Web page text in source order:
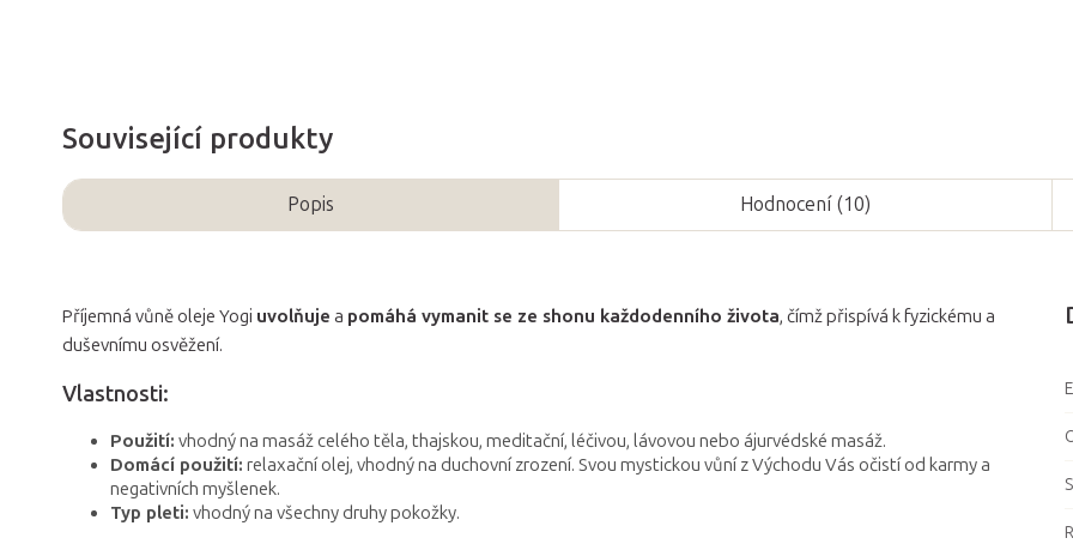
Související produkty
Popis Hodnocení (10)
Příjemná vůně oleje Yogi uvolňuje a pomáhá vymanit se ze shonu každodenního života, čímž přispívá k fyzickému a
duševnímu osvěžení.
Vlastnosti:
Použití: vhodný na masáž celého těla, thajskou, meditační, léčivou, lávovou nebo ájurvédské masáž.
Domácí použití: relaxační olej, vhodný na duchovní zrození. Svou mystickou vůní z Východu Vás očistí od karmy a
negativních myšlenek.
Typ pleti: vhodný na všechny druhy pokožky.